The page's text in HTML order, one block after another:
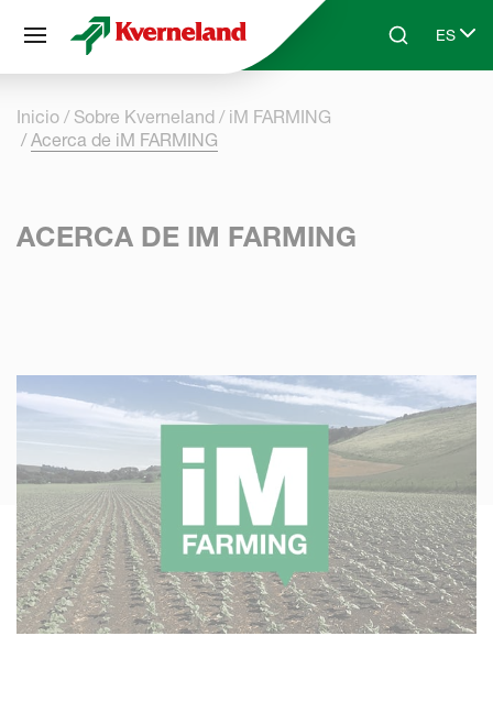
Skip to main contentSearchES
Select
Inicio Sobre Kverneland
iM FARMING
Acerca de iM FARMING
ACERCA DE IM FARMING
Panel de gestión de cookies